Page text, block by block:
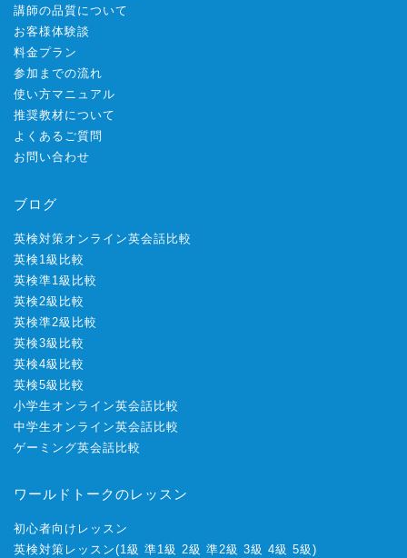
講師の品質について
お客様体験談
料金プラン
参加までの流れ
使い方マニュアル
推奨教材について
よくあるご質問
お問い合わせ
ブログ
英検対策オンライン英会話比較
英検1級比較
英検準1級比較
英検2級比較
英検準2級比較
英検3級比較
英検4級比較
英検5級比較
小学生オンライン英会話比較
中学生オンライン英会話比較
ゲーミング英会話比較
ワールドトークのレッスン
初心者向けレッスン
英検対策レッスン(1級 準1級 2級 準2級 3級 4級 5級 )